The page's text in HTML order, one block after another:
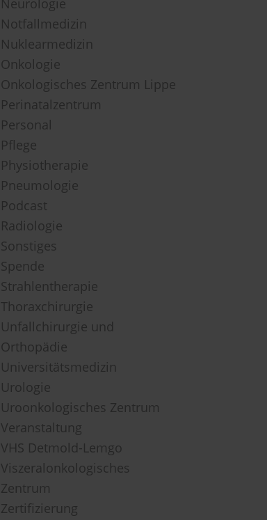
Neurologie
Notfallmedizin
Nuklearmedizin
Onkologie
Onkologisches Zentrum Lippe
Perinatalzentrum
Personal
Pflege
Physiotherapie
Pneumologie
Podcast
Radiologie
Sonstiges
Spende
Strahlentherapie
Thoraxchirurgie
Unfallchirurgie und
Orthopädie
Universitätsmedizin
Urologie
Uroonkologisches Zentrum
Veranstaltung
VHS Detmold-Lemgo
Viszeralonkologisches
Zentrum
Zertifizierung